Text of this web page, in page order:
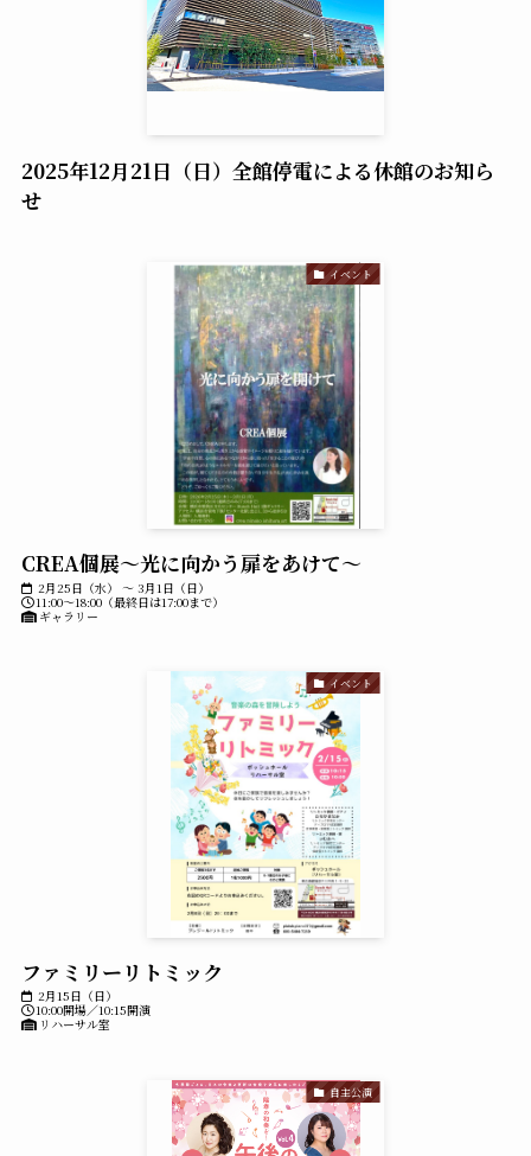
2025年12月21日（日）全館停電による休館のお知ら
せ
イベント
CREA個展～光に向かう扉をあけて～
2月25日（水） ～ 3月1日（日）
11:00～18:00（最終日は17:00まで）
ギャラリー
イベント
ファミリーリトミック
2月15日（日）
10:00開場／10:15開演
リハーサル室
自主公演